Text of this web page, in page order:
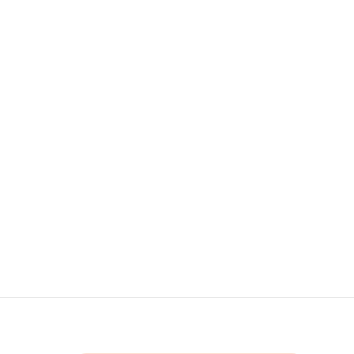
в течение 14 дней после получения (для товаров
в случаях если товар не соответствует
в действующем